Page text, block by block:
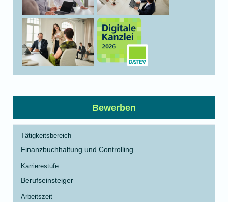
Bewerben
Tätigkeitsbereich
Finanzbuchhaltung und Controlling
Karrierestufe
Berufseinsteiger
Arbeitszeit